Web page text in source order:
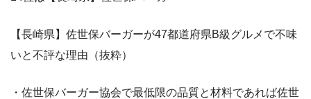
【長崎県】佐世保バーガーが47都道府県B級グルメで不味
いと不評な理由（抜粋）
・佐世保バーガー協会で最低限の品質と材料であれば佐世